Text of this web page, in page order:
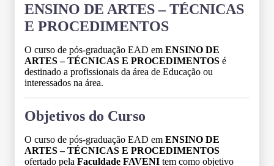
ENSINO DE ARTES – TÉCNICAS
E PROCEDIMENTOS
O curso de pós-graduação EAD em ENSINO DE
ARTES – TÉCNICAS E PROCEDIMENTOS é
destinado a profissionais da área de Educação ou
interessados na área.
Objetivos do Curso
O curso de pós-graduação EAD em ENSINO DE
ARTES – TÉCNICAS E PROCEDIMENTOS
ofertado pela Faculdade FAVENI tem como objetivo